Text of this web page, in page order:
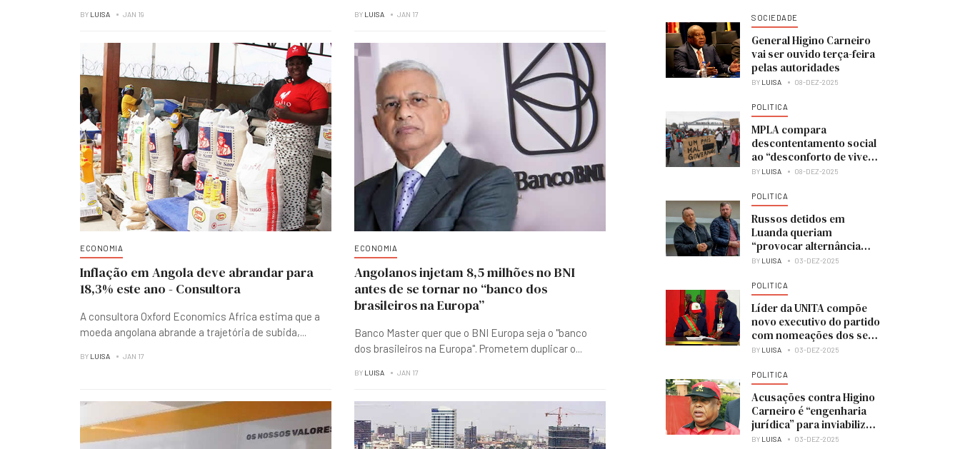
BY LUISA JAN 19 BY LUISA JAN 17
ECONOMIA
Inflação em Angola deve abrandar para
18,3% este ano - Consultora
A consultora Oxford Economics Africa estima que a
moeda angolana abrande a trajetória de subida,...
BY LUISA JAN 17
ECONOMIA
Angolanos injetam 8,5 milhões no BNI
antes de se tornar no “banco dos
brasileiros na Europa”
Banco Master quer que o BNI Europa seja o "banco
dos brasileiros na Europa". Prometem duplicar o...
BY LUISA JAN 17
SOCIEDADE
General Higino Carneiro
vai ser ouvido terça-feira
pelas autoridades
BY LUISA 08-DEZ-2025
POLITICA
MPLA compara
descontentamento social
ao “desconforto de viver
numa casa em obras”
BY LUISA 08-DEZ-2025
POLITICA
Russos detidos em
Luanda queriam
“provocar alternância
política” e colocar UNITA
BY LUISA 03-DEZ-2025
POLITICA
Líder da UNITA compõe
novo executivo do partido
com nomeações dos seus
membros
BY LUISA 03-DEZ-2025
POLITICA
Acusações contra Higino
Carneiro é “engenharia
jurídica” para inviabilizar
candidatura à presidência
BY LUISA 03-DEZ-2025